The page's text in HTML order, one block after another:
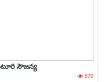
సౌజన్య
570